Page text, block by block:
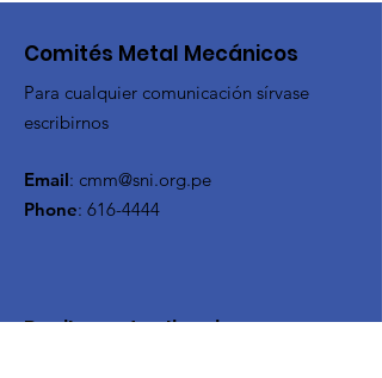
Comités Metal Mecánicos
Para cualquier comunicación sírvase
escribirnos
Email: cmm@sni.org.pe
Phone: 616-4444
Reciba actualizaciones